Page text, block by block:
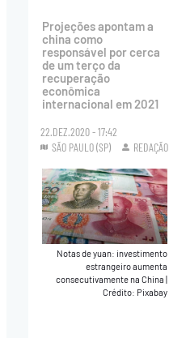
Projeções apontam a
china como
responsável por cerca
de um terço da
recuperação
econômica
internacional em 2021
22.DEZ.2020 - 17:42
SÃO PAULO (SP)
REDAÇÃO
Notas de yuan: investimento
estrangeiro aumenta
consecutivamente na China
Crédito: Pixabay